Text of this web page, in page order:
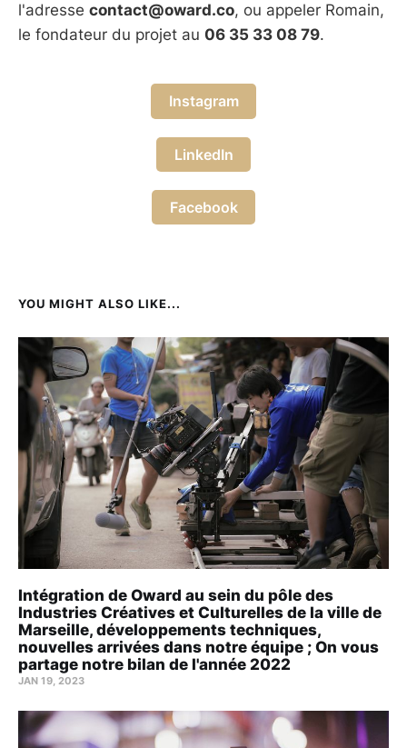
l'adresse contact@oward.co, ou appeler Romain,
le fondateur du projet au 06 35 33 08 79.
Instagram
LinkedIn
Facebook
YOU MIGHT ALSO LIKE...
Intégration de Oward au sein du pôle des
Industries Créatives et Culturelles de la ville de
Marseille, développements techniques,
nouvelles arrivées dans notre équipe ; On vous
partage notre bilan de l'année 2022
JAN 19, 2023